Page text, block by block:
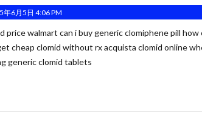
年6月5日 4:06 PM
price walmart can i buy generic clomiphene pill
cheap clomid without rxacquista clomid online
generic clomid tablets